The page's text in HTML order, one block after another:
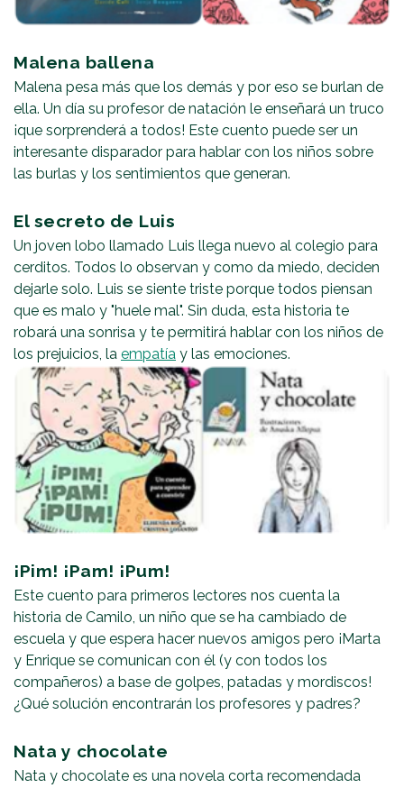
Malena ballena
Malena pesa más que los demás y por eso se burlan de
ella. Un día su profesor de natación le enseñará un truco
¡que sorprenderá a todos! Este cuento puede ser un
interesante disparador para hablar con los niños sobre
las burlas y los sentimientos que generan.
El secreto de Luis
Un joven lobo llamado Luis llega nuevo al colegio para
cerditos. Todos lo observan y como da miedo, deciden
dejarle solo. Luis se siente triste porque todos piensan
que es malo y "huele mal". Sin duda, esta historia te
robará una sonrisa y te permitirá hablar con los niños de
los prejuicios, la empatía y las emociones.
¡Pim! ¡Pam! ¡Pum!
Este cuento para primeros lectores nos cuenta la
historia de Camilo, un niño que se ha cambiado de
escuela y que espera hacer nuevos amigos pero ¡Marta
y Enrique se comunican con él (y con todos los
compañeros) a base de golpes, patadas y mordiscos!
¿Qué solución encontrarán los profesores y padres?
Nata y chocolate
Nata y chocolate es una novela corta recomendada